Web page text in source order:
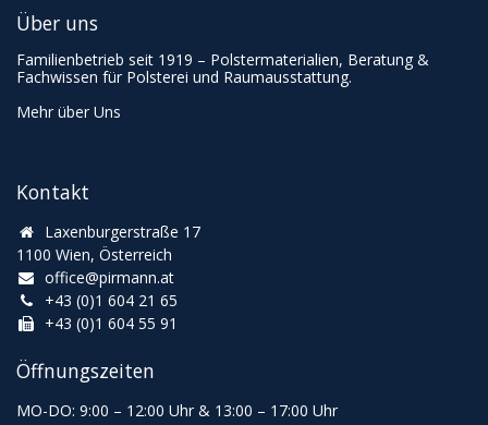
Kontakt
Laxenburgerstraße 17
1100 Wien, Österreich
office@pirmann.at
+43 (0)1 604 21 65
+43 (0)1 604 55 91
Öffnungszeiten
MO-DO: 9:00 – 12:00 Uhr & 13:00 – 17:00 Uhr
Über uns
Familienbetrieb seit 1919 – Polstermaterialien, Beratung &
Fachwissen für Polsterei und Raumausstattung.
Mehr über Uns